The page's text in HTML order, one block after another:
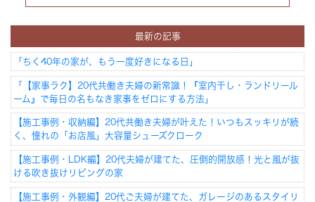
最新の記事
「ちく40年の家が、もう一度好きになる日」
「【家事ラク】20代共働き夫婦の新常識！『室内干し・ランドリール
ーム』で毎日の名もなき家事をゼロにする方法」
【施工事例・収納編】20代共働き夫婦が叶えた！いつもスッキリが続
く、憧れの「お店風」大容量シューズクローク
【施工事例・LDK編】20代夫婦が建てた、圧倒的開放感！光と風が抜
ける吹き抜けリビングの家
【施工事例・外観編】20代ご夫婦が建てた、ガレージのあるスタイリ